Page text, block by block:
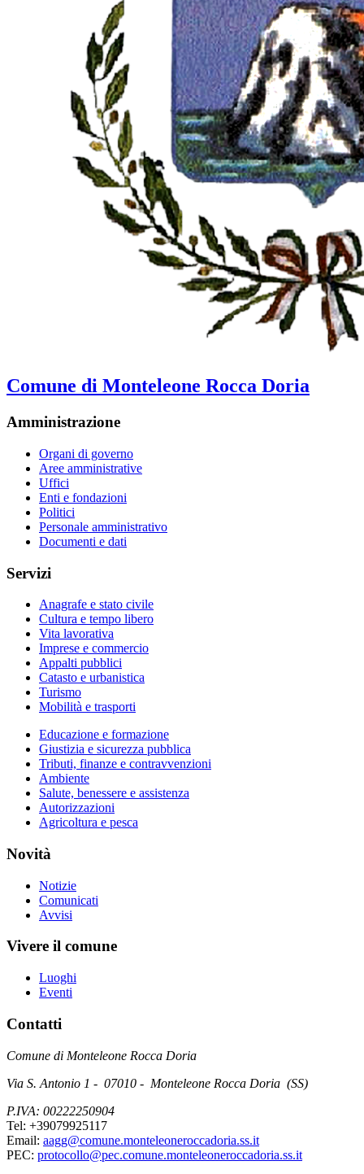
Comune di Monteleone Rocca Doria
Amministrazione
Organi di governo
Aree amministrative
Uffici
Enti e fondazioni
Politici
Personale amministrativo
Documenti e dati
Servizi
Anagrafe e stato civile
Cultura e tempo libero
Vita lavorativa
Imprese e commercio
Appalti pubblici
Catasto e urbanistica
Turismo
Mobilità e trasporti
Educazione e formazione
Giustizia e sicurezza pubblica
Tributi, finanze e contravvenzioni
Ambiente
Salute, benessere e assistenza
Autorizzazioni
Agricoltura e pesca
Novità
Notizie
Comunicati
Avvisi
Vivere il comune
Luoghi
Eventi
Contatti
Comune di Monteleone Rocca Doria
Via S. Antonio 1 - 07010 - Monteleone Rocca Doria (SS)
P.IVA: 00222250904
Tel: +39079925117
Email: aagg@comune.monteleoneroccadoria.ss.it
PEC: protocollo@pec.comune.monteleoneroccadoria.ss.it